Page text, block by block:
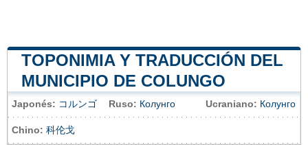
TOPONIMIA Y TRADUCCIÓN DEL
MUNICIPIO DE COLUNGO
Japonés: コルンゴ Ruso: Колунго Ucraniano: Колунго
Chino: 科伦戈